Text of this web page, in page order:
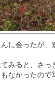
に会ったが、
みると、さっ
なかったの